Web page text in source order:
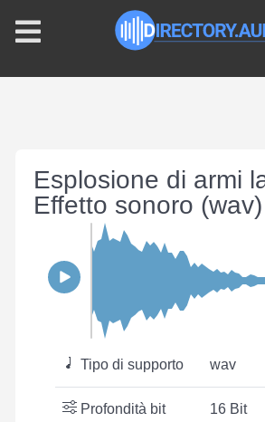
Esplosione di armi
Effetto sonoro (wav)
Tipo di supporto wav
Profondità bit 16 Bit